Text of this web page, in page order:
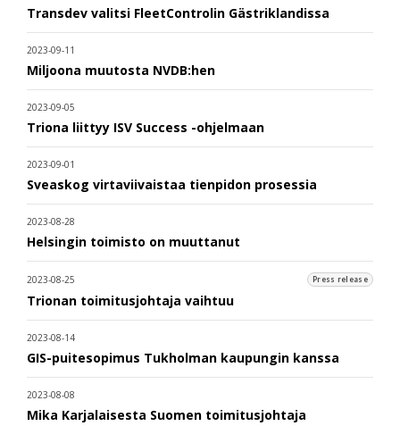
Transdev valitsi FleetControlin Gästriklandissa
2023-09-11
Miljoona muutosta NVDB:hen
2023-09-05
Triona liittyy ISV Success -ohjelmaan
2023-09-01
Sveaskog virtaviivaistaa tienpidon prosessia
2023-08-28
Helsingin toimisto on muuttanut
2023-08-25 Press release
Trionan toimitusjohtaja vaihtuu
2023-08-14
GIS-puitesopimus Tukholman kaupungin kanssa
2023-08-08
Mika Karjalaisesta Suomen toimitusjohtaja